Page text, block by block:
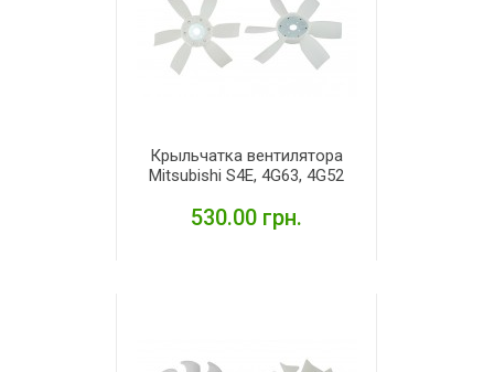
Крыльчатка вентилятора
Mitsubishi S4E, 4G63, 4G52
530.00 грн.